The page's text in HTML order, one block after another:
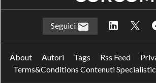
Seguici
About Autori Tags Rss Feed
Terms&Conditions Contenuti